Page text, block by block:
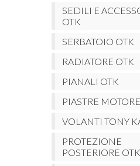
SEDILI E
OTK
SERBATOIO OTK
RADIATORE OTK
PIANALI OTK
PIASTRE
VOLANTI TONY
PROTEZIONE
POSTERIORE OTK